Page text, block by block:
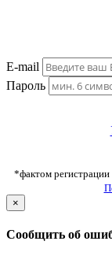
E-mail
Пароль
*фактом регистрации
×
Сообщить об